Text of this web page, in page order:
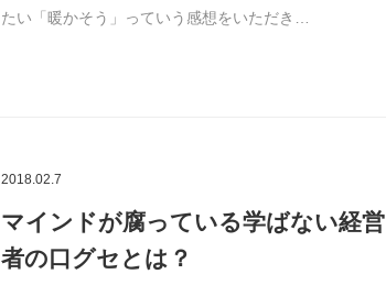
たい「暖かそう」っていう感想をいただき…
2018.02.7
マインドが腐っている学ばない経営
者の口グセとは？